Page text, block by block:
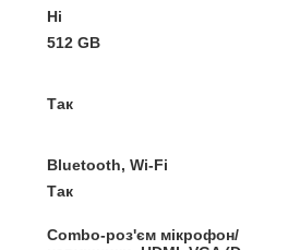
Ні
512 GB
Так
Bluetooth, Wi-Fi
Так
Combo-роз'єм мікрофон/